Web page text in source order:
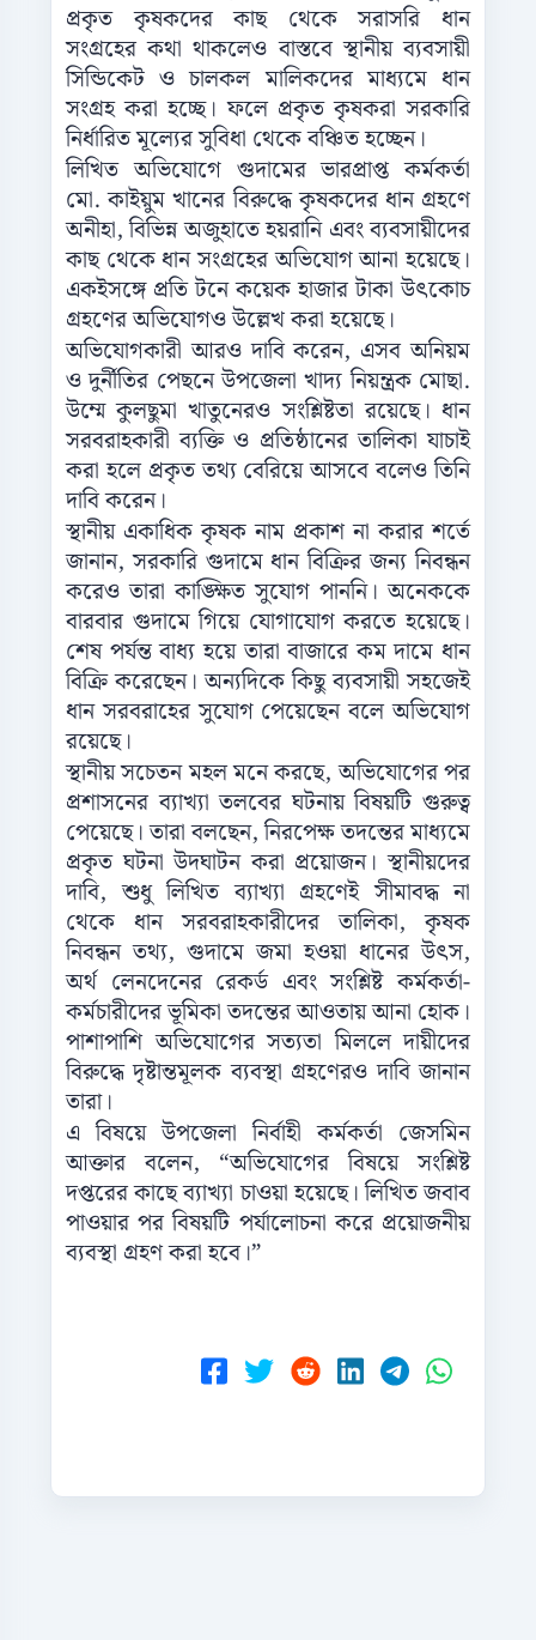
প্রকৃত কৃষকদের কাছ থেকে সরাসরি ধান
সংগ্রহের কথা থাকলেও বাস্তবে স্থানীয় ব্যবসায়ী
সিন্ডিকেট ও চালকল মালিকদের মাধ্যমে ধান
সংগ্রহ করা হচ্ছে। ফলে প্রকৃত কৃষকরা সরকারি
নির্ধারিত মূল্যের সুবিধা থেকে বঞ্চিত হচ্ছেন।
লিখিত অভিযোগে গুদামের ভারপ্রাপ্ত কর্মকর্তা
মো. কাইয়ুম খানের বিরুদ্ধে কৃষকদের ধান গ্রহণে
অনীহা, বিভিন্ন অজুহাতে হয়রানি এবং ব্যবসায়ীদের
কাছ থেকে ধান সংগ্রহের অভিযোগ আনা হয়েছে।
একইসঙ্গে প্রতি টনে কয়েক হাজার টাকা উৎকোচ
গ্রহণের অভিযোগও উল্লেখ করা হয়েছে।
অভিযোগকারী আরও দাবি করেন, এসব অনিয়ম
ও দুর্নীতির পেছনে উপজেলা খাদ্য নিয়ন্ত্রক মোছা.
উম্মে কুলছুমা খাতুনেরও সংশ্লিষ্টতা রয়েছে। ধান
সরবরাহকারী ব্যক্তি ও প্রতিষ্ঠানের তালিকা যাচাই
করা হলে প্রকৃত তথ্য বেরিয়ে আসবে বলেও তিনি
দাবি করেন।
স্থানীয় একাধিক কৃষক নাম প্রকাশ না করার শর্তে
জানান, সরকারি গুদামে ধান বিক্রির জন্য নিবন্ধন
করেও তারা কাঙ্ক্ষিত সুযোগ পাননি। অনেককে
বারবার গুদামে গিয়ে যোগাযোগ করতে হয়েছে।
শেষ পর্যন্ত বাধ্য হয়ে তারা বাজারে কম দামে ধান
বিক্রি করেছেন। অন্যদিকে কিছু ব্যবসায়ী সহজেই
ধান সরবরাহের সুযোগ পেয়েছেন বলে অভিযোগ
রয়েছে।
স্থানীয় সচেতন মহল মনে করছে, অভিযোগের পর
প্রশাসনের ব্যাখ্যা তলবের ঘটনায় বিষয়টি গুরুত্ব
পেয়েছে। তারা বলছেন, নিরপেক্ষ তদন্তের মাধ্যমে
প্রকৃত ঘটনা উদঘাটন করা প্রয়োজন। স্থানীয়দের
দাবি, শুধু লিখিত ব্যাখ্যা গ্রহণেই সীমাবদ্ধ না
থেকে ধান সরবরাহকারীদের তালিকা, কৃষক
নিবন্ধন তথ্য, গুদামে জমা হওয়া ধানের উৎস,
অর্থ লেনদেনের রেকর্ড এবং সংশ্লিষ্ট কর্মকর্তা-
কর্মচারীদের ভূমিকা তদন্তের আওতায় আনা হোক।
পাশাপাশি অভিযোগের সত্যতা মিললে দায়ীদের
বিরুদ্ধে দৃষ্টান্তমূলক ব্যবস্থা গ্রহণেরও দাবি জানান
তারা।
এ বিষয়ে উপজেলা নির্বাহী কর্মকর্তা জেসমিন
আক্তার বলেন, “অভিযোগের বিষয়ে সংশ্লিষ্ট
দপ্তরের কাছে ব্যাখ্যা চাওয়া হয়েছে। লিখিত জবাব
পাওয়ার পর বিষয়টি পর্যালোচনা করে প্রয়োজনীয়
ব্যবস্থা গ্রহণ করা হবে।”